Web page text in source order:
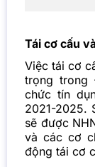
Tái cơ cấu
Việc tái cơ
trọng
chức tín
2021-2025.
sẽ được
và các cơ
động tái cơ